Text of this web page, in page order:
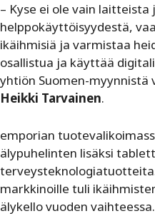
– Kyse ei ole vain laitteista
helppokäyttöisyydestä,
ikäihmisiä ja varmistaa
osallistua ja käyttää
yhtiön Suomen-
Heikki Tarvainen.
emporian
älypuhelinten lisäksi
markkinoille tuli
älykello vuoden vaihteessa.